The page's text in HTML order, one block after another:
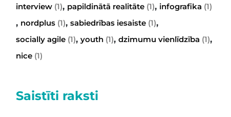
interview(1), papildinātā realitāte(1), infografika (1)
, nordplus(1), sabiedrības iesaiste(1),
socially agile(1), youth(1), dzimumu vienlīdzība (1),
nice(1)
Saistīti raksti